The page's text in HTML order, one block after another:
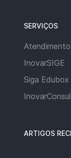
SERVIÇOS
InovarSIGE
Siga Edubox
ARTIGOS